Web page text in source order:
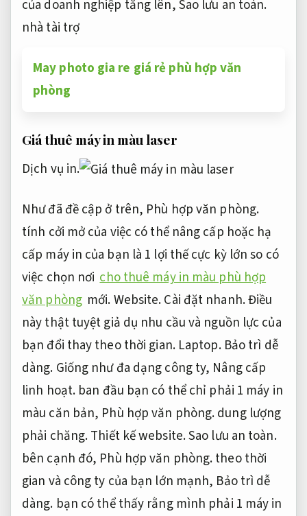
của doanh nghiệp tăng lên,Sao lưu an toàn.
nhà tài trợ
May photo gia re giá rẻ phù hợp văn
phòng
Giá thuê máy in màu laser
Dịch vụ in.
Như đã đề cập ở trên, Phù hợp văn phòng.
tính cởi mở của việc có thể nâng cấp hoặc hạ
cấp máy in của bạn là 1 lợi thế cực kỳ lớn so có
việc chọn nơi cho thuê máy in màu phù hợp
văn phòng mới.Website.Cài đặt nhanh.Điều
này thật tuyệt giả dụ nhu cầu và nguồn lực của
bạn đổi thay theo thời gian. Laptop. Bảo trì dễ
dàng. Giống như đa dạng công ty, Nâng cấp
linh hoạt. ban đầu bạn có thể chỉ phải 1 máy in
màu căn bản, Phù hợp văn phòng.dung lượng
phải chăng.Thiết kế website.Sao lưu an toàn.
bên cạnh đó, Phù hợp văn phòng.theo thời
gian và công ty của bạn lớn mạnh, Bảo trì dễ
dàng. bạn có thể thấy rằng mình phải 1 máy in